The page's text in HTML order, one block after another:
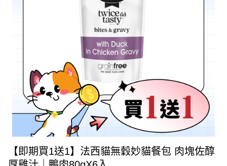
【即期買1送1】法西貓無穀妙貓餐包 肉塊佐醇